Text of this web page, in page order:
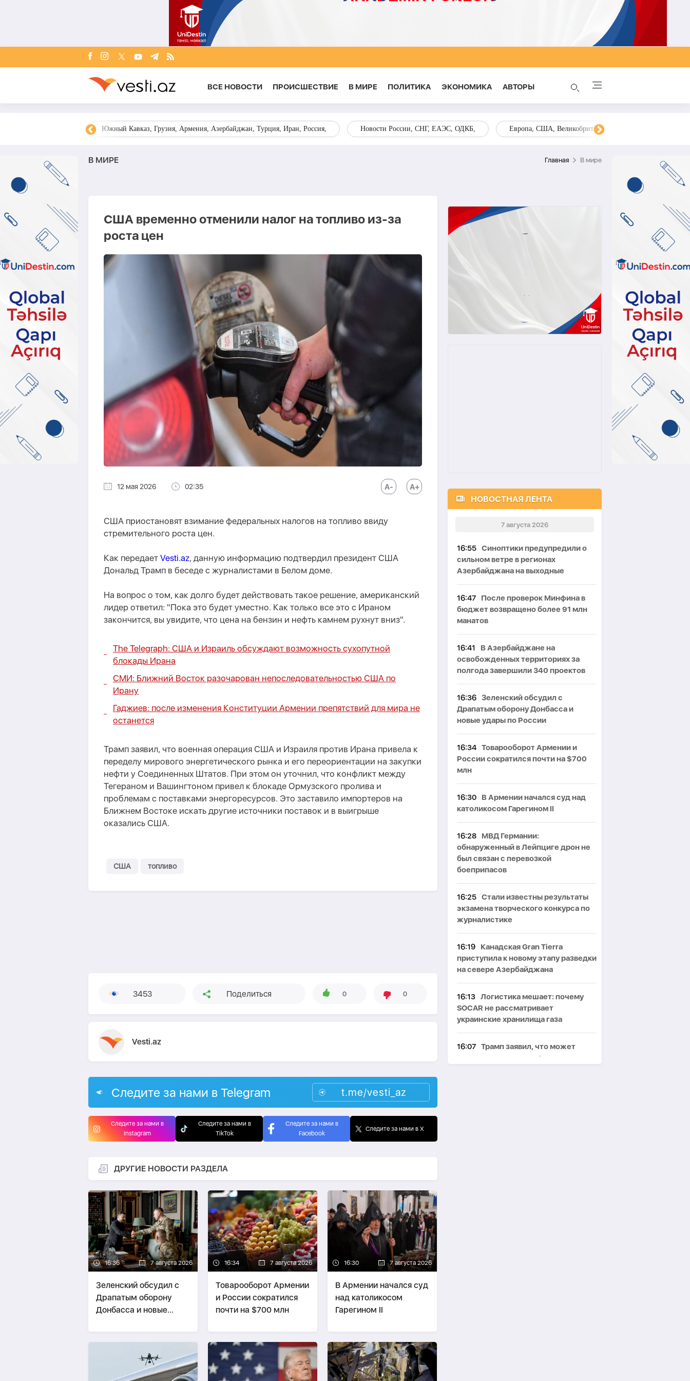
ВСЕ НОВОСТИ ПРОИСШЕСТВИЕ В МИРЕ ПОЛИТИКА ЭКОНОМИКА AВТОРЫ
Южный Кавказ, Грузия, Армения, Азербайджан, Турция, Иран, Россия, Новости России, СНГ, ЕАЭС, ОДКБ, Европа, США, Великобритания, Украина, Запад,
В МИРЕ Главная В мире
США временно отменили налог на топливо из-за
роста цен
12 мая 2026 02:35
США приостановят взимание федеральных налогов на топливо ввиду
стремительного роста цен.
Как передает Vesti.az, данную информацию подтвердил президент США
Дональд Трамп в беседе с журналистами в Белом доме.
На вопрос о том, как долго будет действовать такое решение, американский
лидер ответил: "Пока это будет уместно. Как только все это с Ираном
закончится, вы увидите, что цена на бензин и нефть камнем рухнут вниз".
The Telegraph: США и Израиль обсуждают возможность сухопутной
блокады Ирана
СМИ: Ближний Восток разочарован непоследовательностью США по
Ирану
Гаджиев: после изменения Конституции Армении препятствий для мира не
останется
Трамп заявил, что военная операция США и Израиля против Ирана привела к
переделу мирового энергетического рынка и его переориентации на закупки
нефти у Соединенных Штатов. При этом он уточнил, что конфликт между
Тегераном и Вашингтоном привел к блокаде Ормузского пролива и
проблемам с поставками энергоресурсов. Это заставило импортеров на
Ближнем Востоке искать другие источники поставок и в выигрыше
оказались США.
США топливо
3453 Поделиться 0 0
Vesti.az
Следите за нами в Telegram t.me/vesti_az
Следите за нами в
Instagram
Следите за нами в
TikTok
Следите за нами в
Facebook
Следите за нами в X
ДРУГИЕ НОВОСТИ РАЗДЕЛА
16:36 7 августа 2026
Зеленский обсудил с
Драпатым оборону
Донбасса и новые
16:34 7 августа 2026
Товарооборот Армении
и России сократился
почти на $700 млн
16:30 7 августа 2026
В Армении начался суд
над католикосом
Гарегином II
НОВОСТНАЯ ЛЕНТА
7 августа 2026
16:55 Синоптики предупредили о
сильном ветре в регионах
Азербайджана на выходные
16:47
После проверок Минфина в
бюджет возвращено более 91 млн
манатов
16:41
В Азербайджане на
освобожденных территориях за
полгода завершили 340 проектов
16:36 Зеленский обсудил с
Драпатым оборону Донбасса и
новые удары по России
16:34 Товарооборот Армении и
России сократился почти на $700
млн
16:30
В Армении начался суд над
католикосом Гарегином II
16:28
МВД Германии:
обнаруженный в Лейпциге дрон не
был связан с перевозкой
боеприпасов
16:25 Стали известны результаты
экзамена творческого конкурса по
журналистике
16:19
Канадская Gran Tierra
приступила к новому этапу разведки
на севере Азербайджана
16:13 Логистика мешает: почему
SOCAR не рассматривает
украинские хранилища газа
16:07 Трамп заявил, что может
стать последним президентом-